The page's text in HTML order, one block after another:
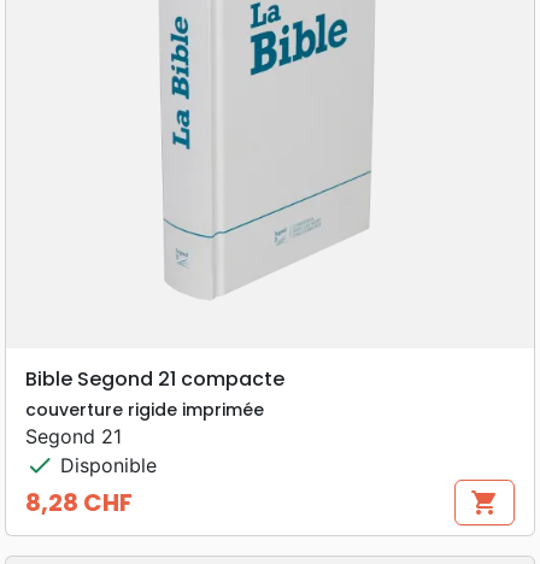
Bible Segond 21 compacte
couverture rigide imprimée
Segond 21
check Disponible
Prix
8,28 CHF shopping_cart